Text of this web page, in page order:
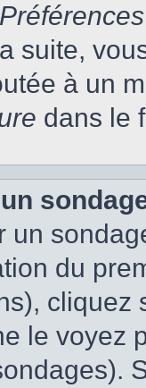
suite,
à un
dans le
un
du
cliquez
le voyez